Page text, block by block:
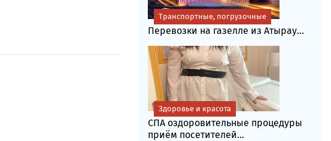
Перевозки на газелле из Атырау...
Транспортные, погрузочные
СПА оздоровительные процедуры
приём посетителей...
Здоровье и красота